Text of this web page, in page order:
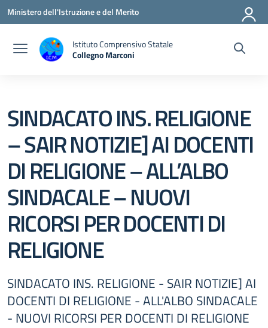
Vai ai contenuti
Vai al menu di navigazione
Vai al footer
Ministero dell'Istruzione e del Merito
Istituto Comprensivo Statale
Collegno Marconi
SINDACATO INS. RELIGIONE
– SAIR NOTIZIE] AI DOCENTI
DI RELIGIONE – ALL’ALBO
SINDACALE – NUOVI
RICORSI PER DOCENTI DI
RELIGIONE
SINDACATO INS. RELIGIONE - SAIR NOTIZIE] AI
DOCENTI DI RELIGIONE - ALL'ALBO SINDACALE
- NUOVI RICORSI PER DOCENTI DI RELIGIONE